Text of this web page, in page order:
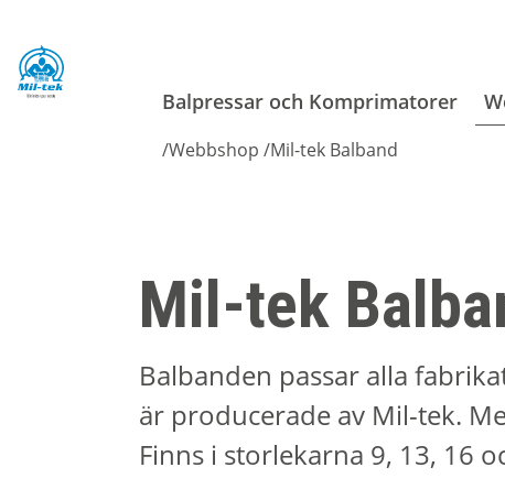
Balpressar och Komprimatorer
/Webbshop /Mil-tek Balband
Mil-tek
Balbanden passar alla
är producerade av Mil-tek.
Finns i storlekarna 9, 13, 16